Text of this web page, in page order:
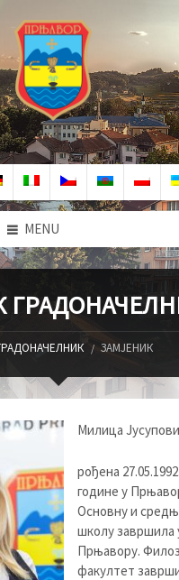
MENU
ЗАМЈЕНИК
Милица
рођена 27.05.1992.
године у
Основну и
школу завршила
Прњавору.
факултет